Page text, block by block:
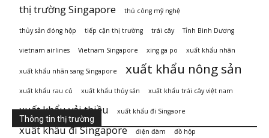
thị trường Singapore thủ công mỹ nghệ
thủy sản đóng hộp tiếp cận thị trường trái cây Tỉnh Bình Dương
vietnam airlines Vietnam Singapore xing ga po xuất khẩu nhãn
xuất khẩu nhãn sang Singapore xuất khẩu nông sản
xuất khẩu rau củ xuất khẩu thủy sản xuất khẩu trái cây việt nam
xuất khẩu vải thiều xuất khẩu đi Singaore
xuất khẩu đi Singapore điện đàm đồ hộp
Thông tin thị trường